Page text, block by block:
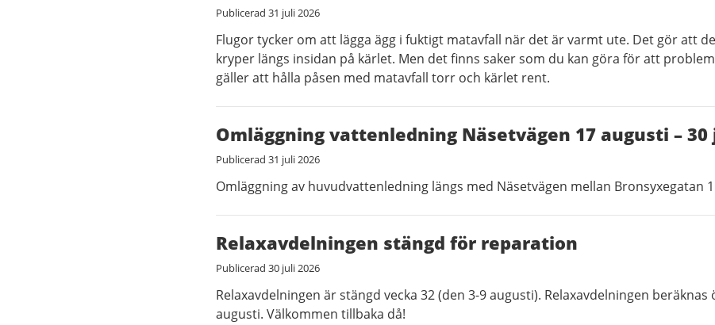
Publicerad 31 juli 2026
Flugor tycker om att lägga ägg i fuktigt matavfall när det är varmt ute. Det gör att
kryper längs insidan på kärlet. Men det finns saker som du kan göra för att
gäller att hålla påsen med matavfall torr och kärlet rent.
Omläggning vattenledning Näsetvägen 17 augusti – 30
Publicerad 31 juli 2026
Omläggning av huvudvattenledning längs med Näsetvägen mellan Bronsyxegatan
Relaxavdelningen stängd för reparation
Publicerad 30 juli 2026
Relaxavdelningen är stängd vecka 32 (den 3-9 augusti). Relaxavdelningen
augusti. Välkommen tillbaka då!